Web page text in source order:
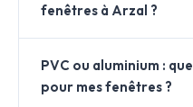
fenêtres à Arzal ?
PVC ou aluminium :
pour mes fenêtres ?